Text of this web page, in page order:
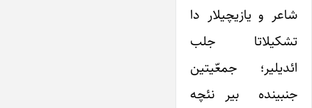
شاعر و یازیچیلار دا
تشکیلاتا جلب
ائدیلیر؛ جمعّیتین
جنبینده بیر نئچه